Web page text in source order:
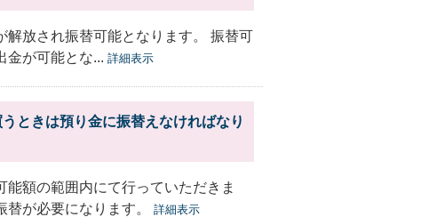
放され振替可能となります。 振替可
金が可能とな... 詳細表示
ときは預り金に振替えなければなり
額の範囲内にて行っていただきま
が必要になります。
詳細表示